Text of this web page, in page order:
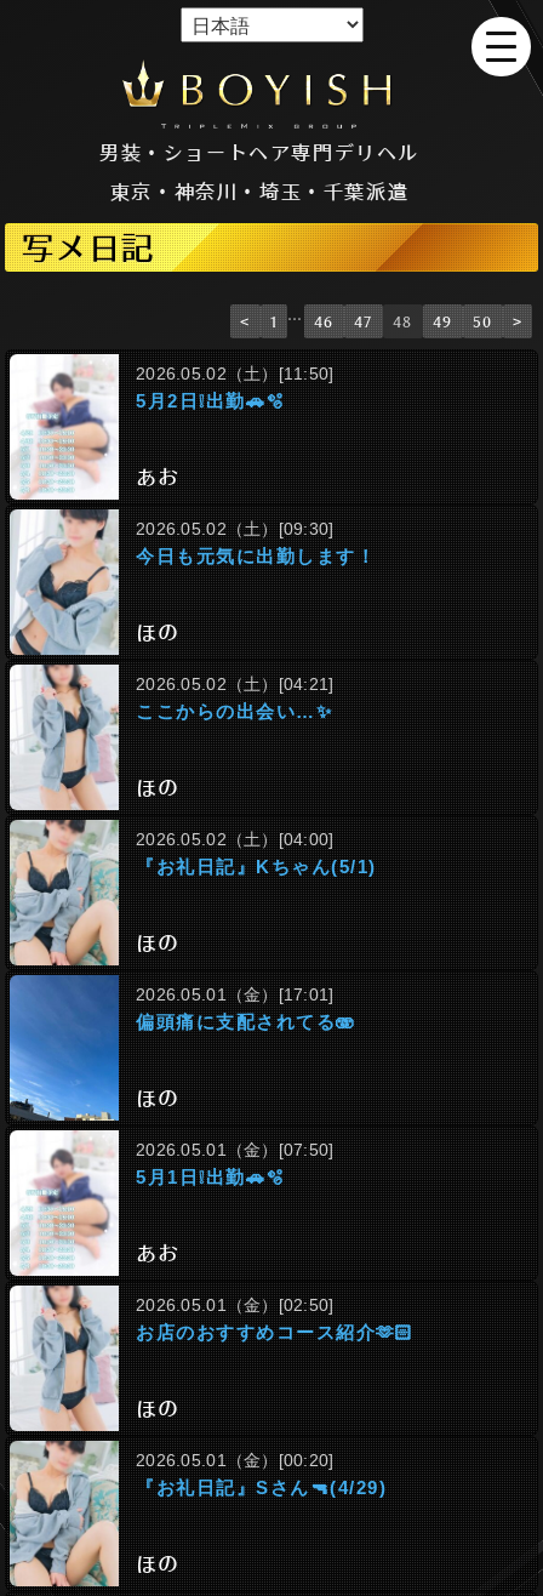
男装・ショートヘア専門デリヘル
東京・神奈川・埼玉・千葉派遣
写メ日記
< 1 … 46 47 48 49 50 >
2026.05.02（土）[11:50]
5月2日❕出勤🚗🫧
あお
2026.05.02（土）[09:30]
今日も元気に出勤します！
ほの
2026.05.02（土）[04:21]
ここからの出会い…✨
ほの
2026.05.02（土）[04:00]
『お礼日記』Kちゃん(5/1)
ほの
2026.05.01（金）[17:01]
偏頭痛に支配されてる🫨
ほの
2026.05.01（金）[07:50]
5月1日❕出勤🚗🫧
あお
2026.05.01（金）[02:50]
お店のおすすめコース紹介🫶🏻
ほの
2026.05.01（金）[00:20]
『お礼日記』Sさん🔫(4/29)
ほの